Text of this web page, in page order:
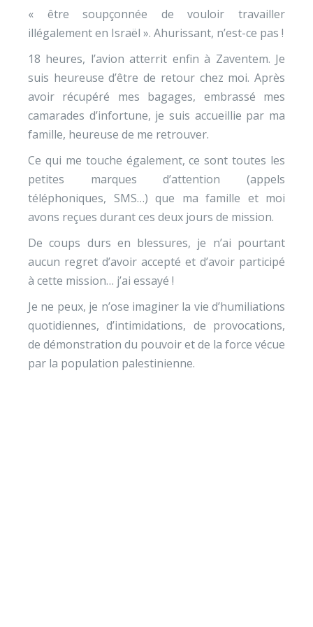
« être soupçonnée de vouloir travailler
illégalement en Israël ». Ahurissant, n’est-ce pas !
18 heures, l’avion atterrit enfin à Zaventem. Je
suis heureuse d’être de retour chez moi. Après
avoir récupéré mes bagages, embrassé mes
camarades d’infortune, je suis accueillie par ma
famille, heureuse de me retrouver.
Ce qui me touche également, ce sont toutes les
petites marques d’attention (appels
téléphoniques, SMS…) que ma famille et moi
avons reçues durant ces deux jours de mission.
De coups durs en blessures, je n’ai pourtant
aucun regret d’avoir accepté et d’avoir participé
à cette mission… j’ai essayé !
Je ne peux, je n’ose imaginer la vie d’humiliations
quotidiennes, d’intimidations, de provocations,
de démonstration du pouvoir et de la force vécue
par la population palestinienne.